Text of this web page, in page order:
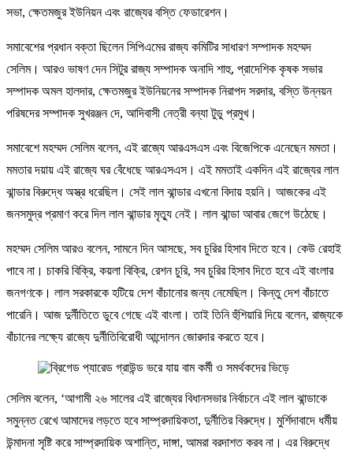
সভা, ক্ষেতমজুর ইউনিয়ন এবং রাজ্যের বস্তি ফেডারেশন।
সমাবেশের প্রধান বক্তা ছিলেন সিপিএমের রাজ্য কমিটির সাধারণ সম্পাদক মহম্মদ
সেলিম। আরও ভাষণ দেন সিটুর রাজ্য সম্পাদক অনাদি শাহু, প্রাদেশিক কৃষক সভার
সম্পাদক অমল হালদার, ক্ষেতমজুর ইউনিয়নের সম্পাদক নিরাপদ সরদার, বস্তি উন্নয়ন
পরিষদের সম্পাদক সুখরঞ্জন দে, আদিবাসী নেত্রী বন্যা টুডু প্রমুখ।
সমাবেশে মহম্মদ সেলিম বলেন, এই রাজ্যে আরএসএস এবং বিজেপিকে এনেছেন মমতা।
মমতার দয়ায় এই রাজ্যে ঘর বেঁধেছে আরএসএস। এই মমতাই একদিন এই রাজ্যের লাল
ঝান্ডার বিরুদ্ধে অস্ত্র ধরেছিল। সেই লাল ঝান্ডার এখনো বিদায় হয়নি। আজকের এই
জনসমুদ্র প্রমাণ করে দিল লাল ঝান্ডার মৃত্যু নেই। লাল ঝান্ডা আবার জেগে উঠেছে।
মহম্মদ সেলিম আরও বলেন, সামনে দিন আসছে, সব চুরির হিসাব দিতে হবে। কেউ রেহাই
পাবে না। চাকরি বিক্রি, কয়লা বিক্রি, রেশন চুরি, সব চুরির হিসাব দিতে হবে এই বাংলার
জনগণকে। লাল সরকারকে হটিয়ে দেশ বাঁচানোর জন্য নেমেছিল। কিন্তু দেশ বাঁচাতে
পারেনি। আজ দুর্নীতিতে ডুবে গেছে এই বাংলা। তাই তিনি হুঁশিয়ারি দিয়ে বলেন, রাজ্যকে
বাঁচানের লক্ষ্যে রাজ্যে দুর্নীতিবিরোধী আন্দোলন জোরদার করতে হবে।
সেলিম বলেন, ‘আগামী ২৬ সালের এই রাজ্যের বিধানসভার নির্বাচনে এই লাল ঝান্ডাকে
সমুন্নত রেখে আমাদের লড়তে হবে সাম্প্রদায়িকতা, দুর্নীতির বিরুদ্ধে। মুর্শিদাবাদে ধর্মীয়
উন্মাদনা সৃষ্টি করে সাম্প্রদায়িক অশান্তি, দাঙ্গা, আমরা বরদাশত করব না। এর বিরুদ্ধে